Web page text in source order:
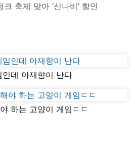
축제 맞아 ‘산나비’ 할인
데 아재향이 난다
하는 고양이 게임ㄷㄷ